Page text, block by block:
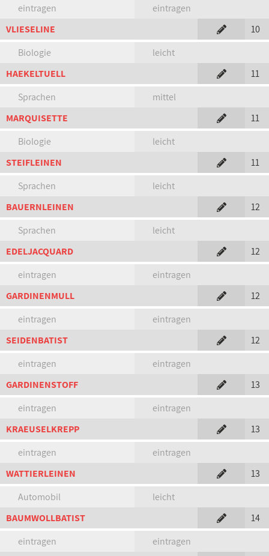
eintragen
eintragen
VLIESELINE
10
Biologie
leicht
HAEKELTUELL
11
Sprachen
mittel
MARQUISETTE
11
Biologie
leicht
STEIFLEINEN
11
Sprachen
leicht
BAUERNLEINEN
12
Sprachen
leicht
EDELJACQUARD
12
eintragen
eintragen
GARDINENMULL
12
eintragen
eintragen
SEIDENBATIST
12
eintragen
eintragen
GARDINENSTOFF
13
eintragen
eintragen
KRAEUSELKREPP
13
eintragen
eintragen
WATTIERLEINEN
13
Automobil
leicht
BAUMWOLLBATIST
14
eintragen
eintragen